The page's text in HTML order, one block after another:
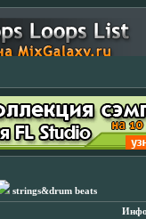
strings&drum beats